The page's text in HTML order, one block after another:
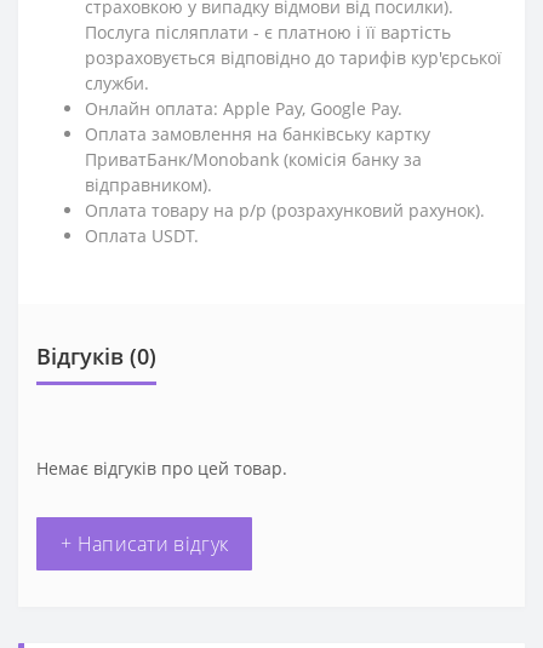
страховкою у випадку відмови від посилки).
Послуга післяплати - є платною і її вартість
розраховується відповідно до тарифів кур'єрської
служби.
Онлайн оплата: Apple Pay, Google Pay.
Оплата замовлення на банківську картку
ПриватБанк/Monobank (комісія банку за
відправником).
Оплата товару на р/р (розрахунковий рахунок).
Оплата USDT.
Відгуків (0)
Немає відгуків про цей товар.
+ Написати відгук